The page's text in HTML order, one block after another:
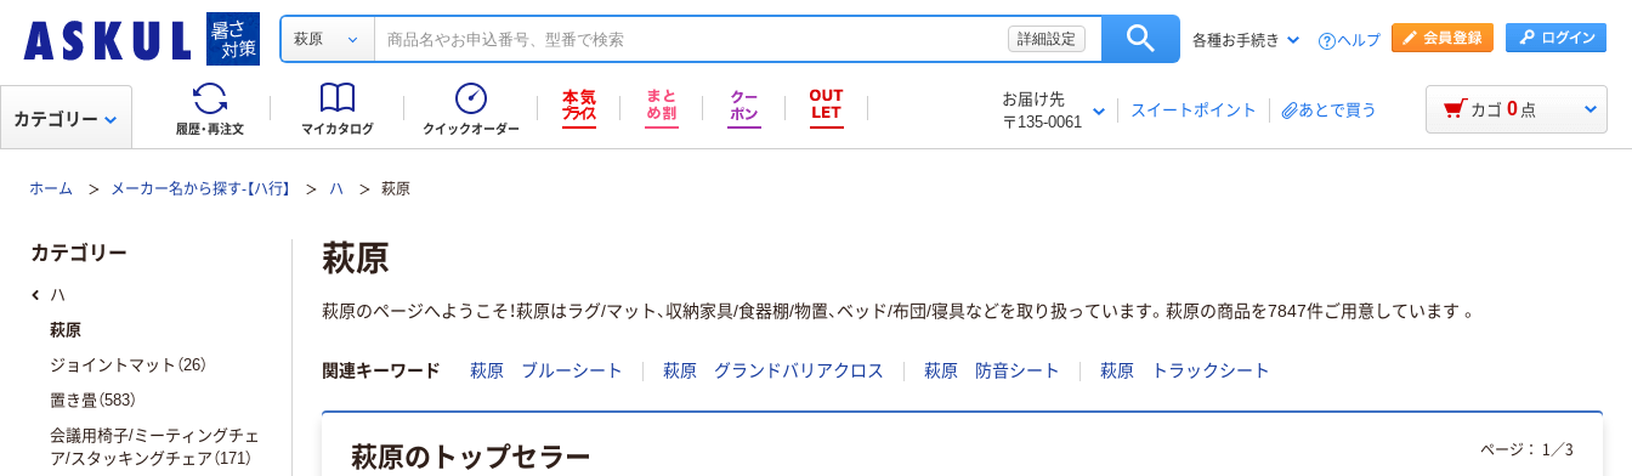
萩原 詳細設定 各種お手続き ヘルプ
履歴・再注文 マイカタログ クイックオーダー
お届け先
〒135-0061
スイートポイント あとで買う
カテゴリー カゴ 0 点
ホーム メーカー名から探す-【ハ行】 ハ 萩原
萩原
萩原のページへようこそ！萩原はラグ/マット、収納家具/食器棚/物置、ベッド/布団/寝具などを取り扱っています。萩原の商品を7847件ご用意しています 。
関連キーワード 萩原 ブルーシート 萩原 グランドバリアクロス 萩原 防音シート 萩原 トラックシート
萩原のトップセラー ページ： 1 ／3
カテゴリー
ハ
萩原
ジョイントマット（26）
置き畳（583）
会議用椅子/ミーティングチェ
ア/スタッキングチェア（171）